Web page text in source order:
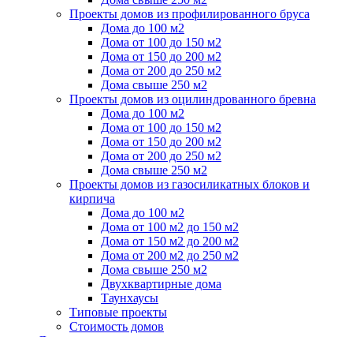
Проекты домов из профилированного бруса
Дома до 100 м2
Дома от 100 до 150 м2
Дома от 150 до 200 м2
Дома от 200 до 250 м2
Дома свыше 250 м2
Проекты домов из оцилиндрованного бревна
Дома до 100 м2
Дома от 100 до 150 м2
Дома от 150 до 200 м2
Дома от 200 до 250 м2
Дома свыше 250 м2
Проекты домов из газосиликатных блоков и
кирпича
Дома до 100 м2
Дома от 100 м2 до 150 м2
Дома от 150 м2 до 200 м2
Дома от 200 м2 до 250 м2
Дома свыше 250 м2
Двухквартирные дома
Таунхаусы
Типовые проекты
Стоимость домов